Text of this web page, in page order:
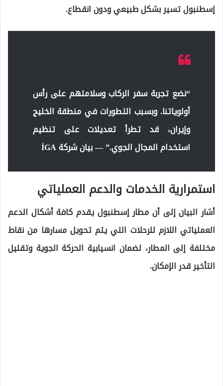
إسطنبول تسير بشكل طبيعي ودون انقطاع.
“نضع تجربة سفر الركاب وسلامتهم على رأس
أولوياتنا. وبسبب التطورات في منطقة الخليج
وإيران، قد تطرأ تعديلات على تنظيم
استخدام المجال الجوي.” —بيان شركة İGA
استمرارية الخدمات والدعم العملياتي
أشار البيان إلى أن مطار إسطنبول يقدم كافة أشكال الدعم
العملياتي اللازم للرحلات التي يتم تحويل مسارها من نقاط
مختلفة إلى المطار، لضمان انسيابية الحركة الجوية وتقليل
التأخير قدر الإمكان.